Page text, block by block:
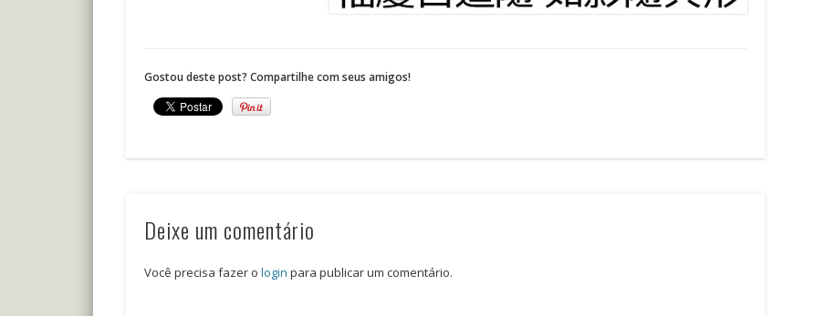
Gostou deste post? Compartilhe com seus amigos!
Deixe um comentário
Você precisa fazer ologin para publicar um comentário.